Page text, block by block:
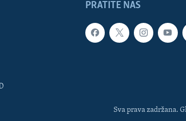
PRATITE NAS
Sva prava zadržana.